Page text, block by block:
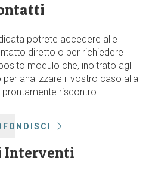
potrete accedere alle
diretto o per richiedere
modulo che, inoltrato agli
analizzare il vostro caso alla
riscontro.
Interventi